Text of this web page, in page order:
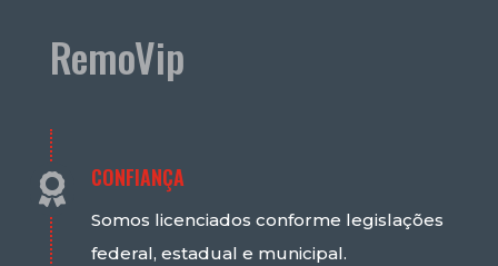
RemoVip
 CONFIANÇA
Somos licenciados conforme legislações
federal, estadual e municipal.